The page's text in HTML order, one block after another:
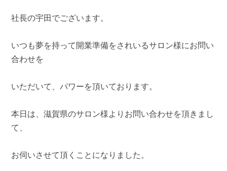
開
サ
ロ
ン
伺
ま
す!
は
社長の宇田でございます。
いつも夢を持って開業準備をされいるサロン様にお問い
合わせを
いただいて、パワーを頂いております。
本日は、滋賀県のサロン様よりお問い合わせを頂きまし
て、
お伺いさせて頂くことになりました。